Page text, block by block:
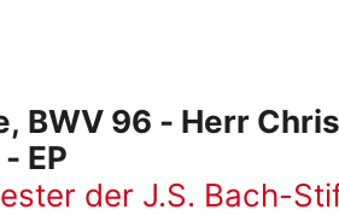
BWV 96 - Herr
EP
der J.S. Bach-